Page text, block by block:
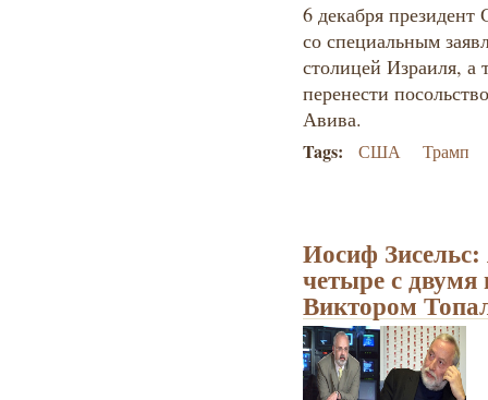
6 декабря
со специальным
столицей Израиля, а
перенести
Авива.
Tags: США Трамп
Иосиф
четыре с двумя
Виктором